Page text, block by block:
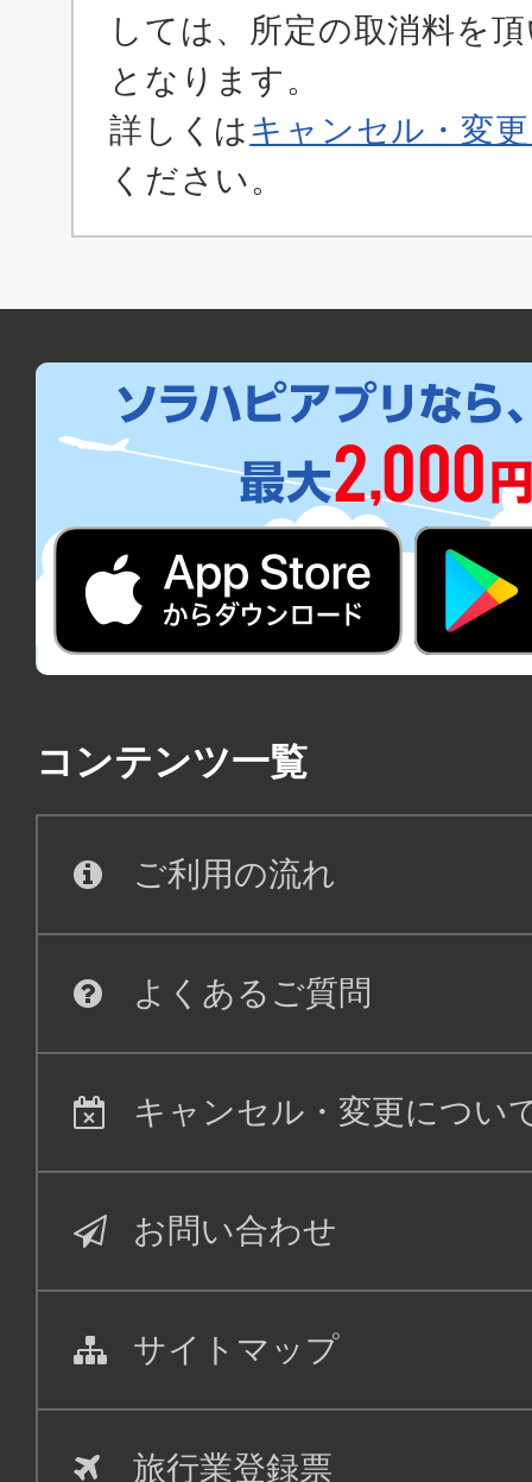
しては、所定の取消料を
となります。
詳しくはキャンセル・変
ください。
コンテンツ一覧
ご利用の流れ
よくあるご質問
キャンセル・変更につい
お問い合わせ
サイトマップ
旅行業登録票